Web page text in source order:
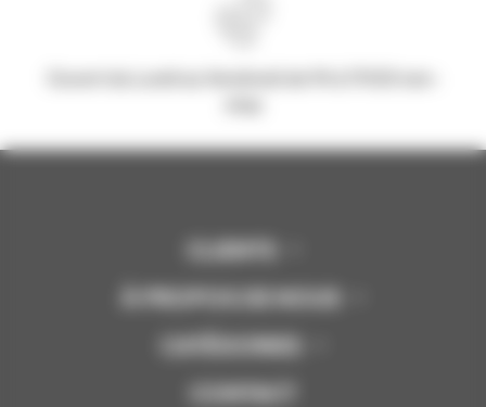
CLIENTS
À PROPOS DE NOUS
CATÉGORIES
CONTACT